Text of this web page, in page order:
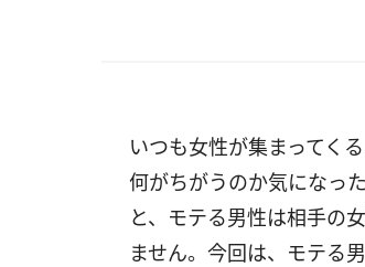
いつも女性が集まってく
何がちがうのか気になっ
と、モテる男性は相手の
ません。今回は、モテる